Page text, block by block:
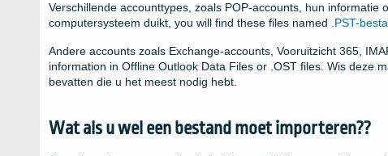
Verschillende accounttypes, zoals POP-accounts, hun
computersysteem duikt, you will find these files named .PST-
Andere accounts zoals Exchange-accounts, Vooruitzicht 365,
information in Offline Outlook Data Files or .OST files . Wis deze
bevatten die u het meest nodig hebt.
Wat als u wel een bestand moet importeren??